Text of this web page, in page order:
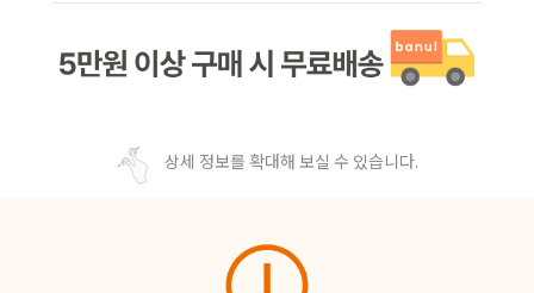
상세 정보를 확대해 보실 수 있습니다.